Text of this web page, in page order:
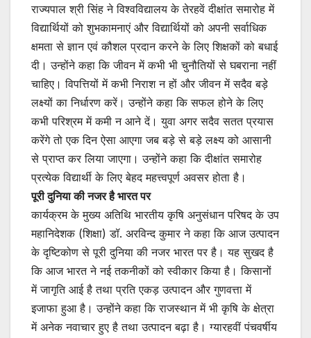
राज्यपाल श्री सिंह ने विश्वविद्यालय के तेरहवें दीक्षांत समारोह में
विद्यार्थियों को शुभकामनाएं और विद्यार्थियों को अपनी सर्वाधिक
क्षमता से ज्ञान एवं कौशल प्रदान करने के लिए शिक्षकों को बधाई
दी। उन्होंने कहा कि जीवन में कभी भी चुनौतियों से घबराना नहीं
चाहिए। विपत्तियों में कभी निराश न हों और जीवन में सदैव बड़े
लक्ष्यों का निर्धारण करें। उन्होंने कहा कि सफल होने के लिए
कभी परिश्रम में कमी न आने दें। युवा अगर सदैव सतत प्रयास
करेंगे तो एक दिन ऐसा आएगा जब बड़े से बड़े लक्ष्य को आसानी
से प्राप्त कर लिया जाएगा। उन्होंने कहा कि दीक्षांत समारोह
प्रत्येक विद्यार्थी के लिए बेहद महत्त्वपूर्ण अवसर होता है।
पूरी दुनिया की नजर है भारत पर
कार्यक्रम के मुख्य अतिथि भारतीय कृषि अनुसंधान परिषद के उप
महानिदेशक (शिक्षा) डॉ. अरविन्द कुमार ने कहा कि आज उत्पादन
के दृष्टिकोण से पूरी दुनिया की नजर भारत पर है। यह सुखद है
कि आज भारत ने नई तकनीकों को स्वीकार किया है। किसानों
में जागृति आई है तथा प्रति एकड़ उत्पादन और गुणवत्ता में
इजाफा हुआ है। उन्होंने कहा कि राजस्थान में भी कृषि के क्षेत्रा
में अनेक नवाचार हुए है तथा उत्पादन बढ़ा है। ग्यारहवीं पंचवर्षीय